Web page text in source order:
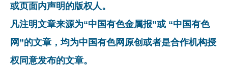
或页面内声明的版权人。
凡注明文章来源为“中国有色金属报”或 “中国有色
网”的文章，均为中国有色网原创或者是合作机构授
权同意发布的文章。